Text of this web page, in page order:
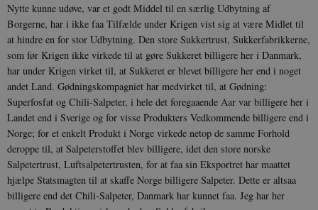
Nytte kunne udøve, var et godt Middel til en særlig Udbytning af
Borgerne, har i ikke faa Tilfælde under Krigen vist sig at være Midlet til
at hindre en for stor Udbytning. Den store Sukkertrust, Sukkerfabrikkerne,
som før Krigen ikke virkede til at gøre Sukkeret billigere her i Danmark,
har under Krigen virket til, at Sukkeret er blevet billigere her end i noget
andet Land. Gødningskompagniet har medvirket til, at Gødning:
Superfosfat og Chili-Salpeter, i hele det foregaaende Aar var billigere her i
Landet end i Sverige og for visse Produkters Vedkommende billigere end i
Norge; for et enkelt Produkt i Norge virkede netop de samme Forhold
deroppe til, at Salpeterstoffet blev billigere, idet den store norske
Salpetertrust, Luftsalpetertrusten, for at faa sin Eksportret har maattet
hjælpe Statsmagten til at skaffe Norge billigere Salpeter. Dette er altsaa
billigere end det Chili-Salpeter, Danmark har kunnet faa. Jeg har her